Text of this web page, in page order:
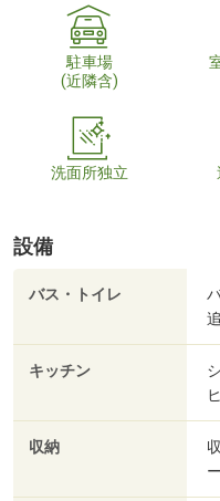
駐車場
(近隣含)
洗面所独立
設備
バス・トイレ
キッチン
収納